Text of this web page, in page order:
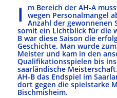
I m Bereich der AH-A
wegen Personalmangel
Anzahl der gewonnenen
somit ein Lichtblick für die
B war diese Saison die
Geschichte. Man wurde
Meister und kam in den
Qualifikationsspielen bis
saarländische
AH-B das Endspiel im
dort gegen die spielstarke
Bischmisheim.